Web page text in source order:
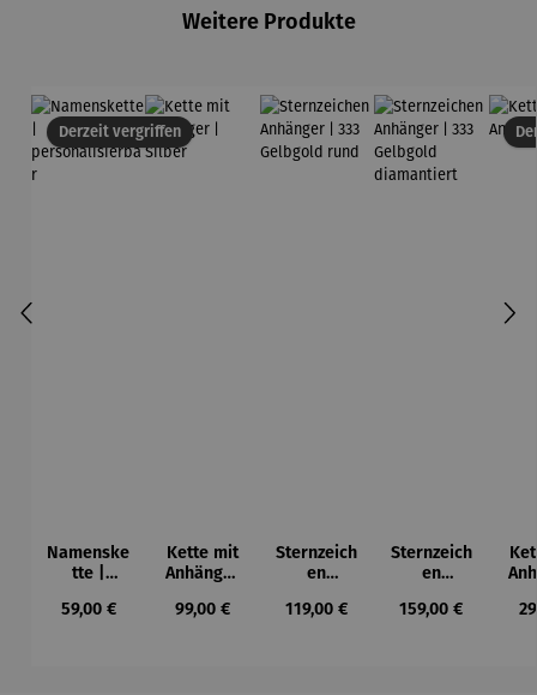
Weitere Produkte
Derzeit vergriffen
Namenske
tte |
ierbar
Regulärer Preis:
59,00 €
Kette mit
Anhänger
Regulärer Preis:
99,00 €
Sternzeich
en
| 333
Regulärer Preis:
119,00 €
Sternzeich
en
| 333
Regulärer Preis:
159,00 €